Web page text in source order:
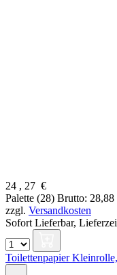
24 , 27 €
Palette (28) Brutto: 28,88
zzgl. Versandkosten
Sofort Lieferbar,
Toilettenpapier